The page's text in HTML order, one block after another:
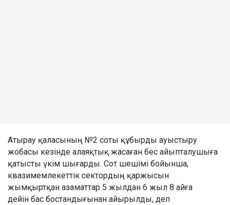
Атырау қаласының №2 соты құбырды ауыстыру
жобасы кезінде алаяқтық жасаған бес айыпталушыға
қатысты үкім шығарды. Сот шешімі бойынша,
квазимемлекеттік сектордың қаржысын
жымқыртқан азаматтар 5 жылдан 6 жыл 8 айға
дейін бас бостандығынан айырылды, деп